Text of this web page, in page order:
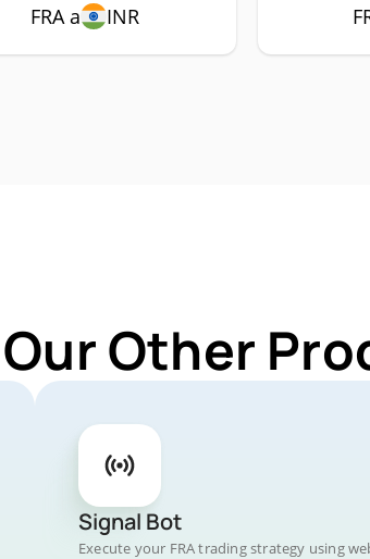
FRA a INR
Other
Signal Bot
Execute your FRA trading strategy using